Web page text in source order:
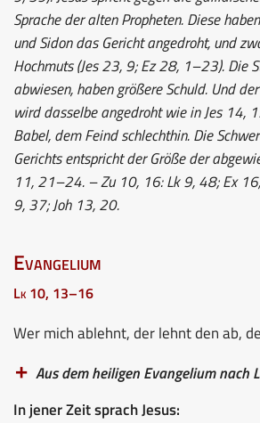
Sprache der alten Propheten. Diese
und Sidon das Gericht angedroht, und
Hochmuts (Jes 23, 9; Ez 28, 1–23). Die
abwiesen, haben größere Schuld. Und
wird dasselbe angedroht wie in Jes 14,
Babel, dem Feind schlechthin. Die
Gerichts entspricht der Größe der
11, 21–24. – Zu 10, 16: Lk 9, 48; Ex
9, 37; Joh 13, 20.
Evangelium
Lk 10, 13–16
Wer mich ablehnt, der lehnt den ab,
Aus dem heiligen Evangelium nach
In jener Zeit sprach Jesus: